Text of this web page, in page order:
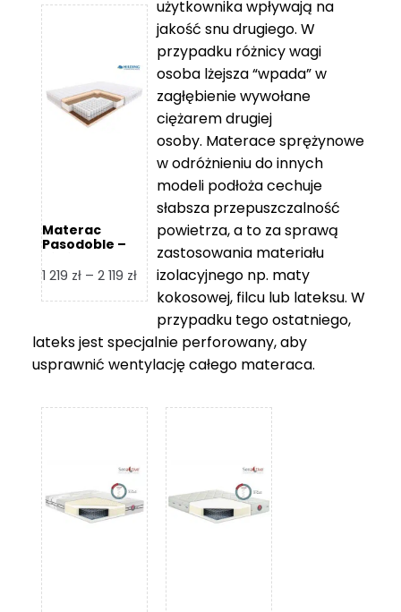
do
869 zł
1
349 zł
2
459 zł
Materac
Pasodoble –
1 219 zł – 2 119 złZakres
cen:
1
219 zł
do
119 zł
użytkownika wpływają na
jakość snu drugiego. W
przypadku różnicy wagi
osoba lżejsza “wpada” w
zagłębienie wywołane
ciężarem drugiej
osoby. Materace sprężynowe
w odróżnieniu do innych
modeli podłoża cechuje
słabsza przepuszczalność
powietrza, a to za sprawą
zastosowania materiału
izolacyjnego np. maty
kokosowej, filcu lub lateksu. W
przypadku tego ostatniego,
lateks jest specjalnie perforowany, aby
usprawnić wentylację całego materaca.